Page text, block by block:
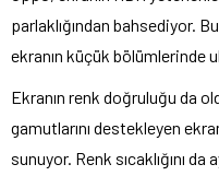
parlaklığından bahsediyor.
ekranın küçük bölümlerinde
Ekranın renk doğruluğu da
gamutlarını destekleyen
sunuyor. Renk sıcaklığını